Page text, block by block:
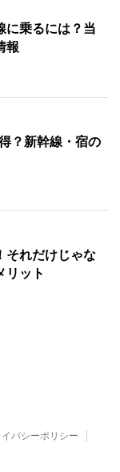
に乗るには？当
報
？新幹線・宿の
それだけじゃな
リット
イバシーポリシー